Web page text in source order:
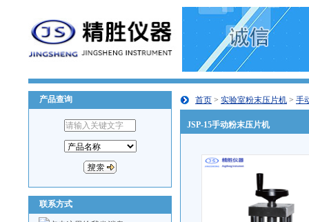
产品查询
联系方式
首页 > 实验室粉末压片机 > 手
JSP-15手动粉末压片机